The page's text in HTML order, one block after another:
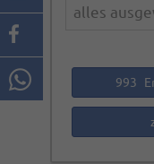
alles
993